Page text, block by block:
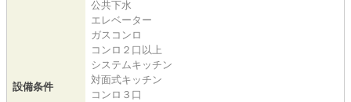
設備条件
公共下水
エレベーター
ガスコンロ
コンロ２口以上
システムキッチン
対面式キッチン
コンロ３口